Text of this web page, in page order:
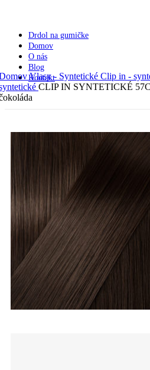
Drdol na gumičke
Domov
O nás
Blog
Kontakt
Vlasy - Syntetické Clip in -
CLIP IN SYNTETICKÉ